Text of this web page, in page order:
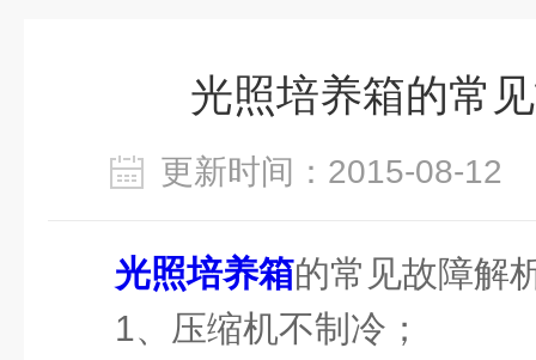
光照培养箱的常
更新时间：2015-08-
光照培养箱的常见故障
1、压缩机不制冷；